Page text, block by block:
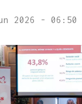
2026 - 06:50